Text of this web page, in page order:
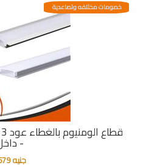
-
خصومات مختلفه وتصاعدية
جنيه 1579